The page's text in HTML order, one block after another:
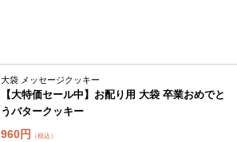
大袋 メッセージクッキー
【大特価セール中】お配り用 大袋 卒業おめでと
うバタークッキー
960円 （税込）